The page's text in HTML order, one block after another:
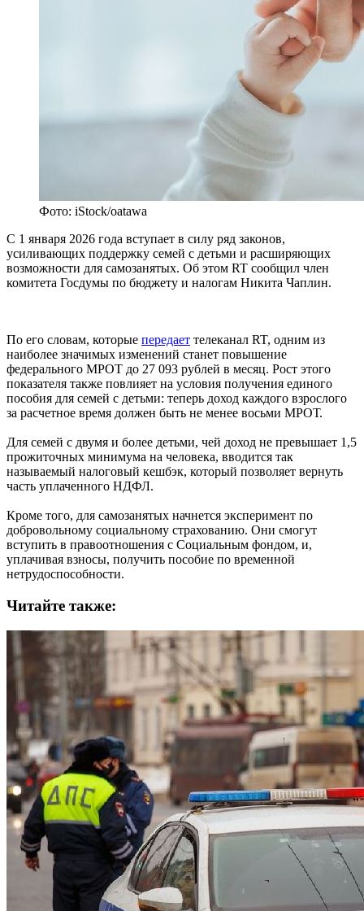
Фото: iStock/oatawa
С 1 января 2026 года вступает в силу ряд законов,
усиливающих поддержку семей с детьми и расширяющих
возможности для самозанятых. Об этом RT сообщил член
комитета Госдумы по бюджету и налогам Никита Чаплин.
По его словам, которые передает телеканал RT, одним из
наиболее значимых изменений станет повышение
федерального МРОТ до 27 093 рублей в месяц. Рост этого
показателя также повлияет на условия получения единого
пособия для семей с детьми: теперь доход каждого взрослого
за расчетное время должен быть не менее восьми МРОТ.
Для семей с двумя и более детьми, чей доход не превышает 1,5
прожиточных минимума на человека, вводится так
называемый налоговый кешбэк, который позволяет вернуть
часть уплаченного НДФЛ.
Кроме того, для самозанятых начнется эксперимент по
добровольному социальному страхованию. Они смогут
вступить в правоотношения с Социальным фондом, и,
уплачивая взносы, получить пособие по временной
нетрудоспособности.
Читайте также: